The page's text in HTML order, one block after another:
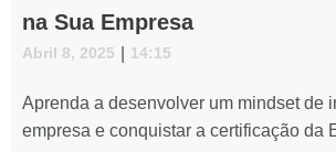
na Sua Empresa
Abril 8, 2025 14:15
Aprenda a desenvolver um mindset de
empresa e conquistar a certificação da